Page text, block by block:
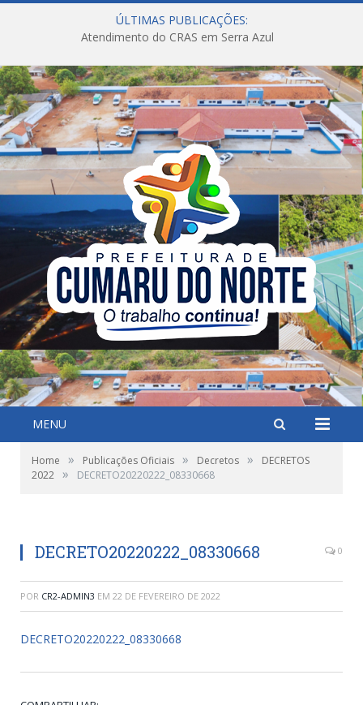
ÚLTIMAS PUBLICAÇÕES:
Atendimento do CRAS em Serra Azul
MENU
Home » Publicações Oficiais » Decretos »
DECRETOS
2022 » DECRETO20220222_08330668
DECRETO20220222_08330668 0
POR CR2-ADMIN3 EM 22 DE FEVEREIRO DE 2022
DECRETO20220222_08330668